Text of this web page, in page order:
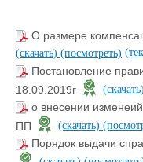
О размере
(скачать) (посмотреть)
Постановление
18.09.2019г
(скачать)
о внесении
ПП
(скачать)
Порядок выдачи